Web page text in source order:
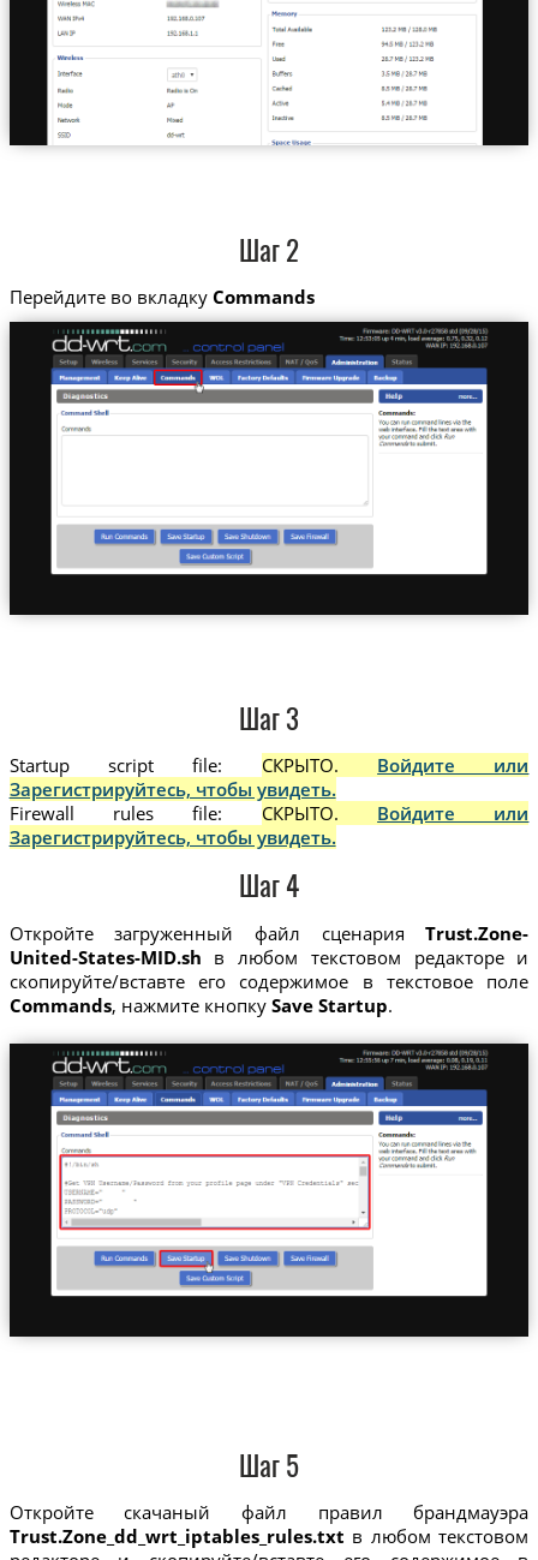
Шаг 2
Перейдите во вкладку Commands
Шаг 3
Startup script file: СКРЫТО. Войдите или
Зарегистрируйтесь, чтобы увидеть.
Firewall rules file:
СКРЫТО. Войдите или
Зарегистрируйтесь, чтобы увидеть.
Шаг 4
Откройте загруженный файл сценарияTrust.Zone-
United-States-MID.sh в любом текстовом редакторе и
скопируйте/вставте его содержимое в текстовое поле
Commands, нажмите кнопку Save Startup.
Шаг 5
Откройте скачаный файл правил брандмауэра
Trust.Zone_dd_wrt_iptables_rules.txt в любом текстовом